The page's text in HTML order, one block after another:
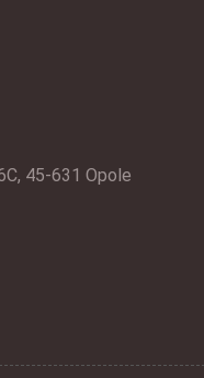
45-631 Opole